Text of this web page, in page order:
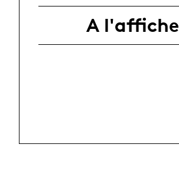
A l'affiche